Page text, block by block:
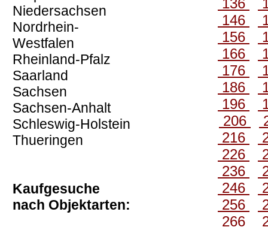
Niedersachsen
Nordrhein-
Westfalen
Rheinland-Pfalz
Saarland
Sachsen
Sachsen-Anhalt
Schleswig-Holstein
Thueringen
Kaufgesuche
nach Objektarten:
136
146
156
166
176
186
196
206
216
226
236
246
256
266